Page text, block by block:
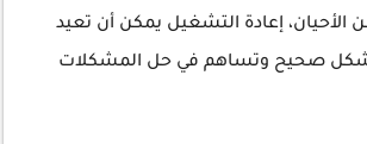
الأحيان، إعادة التشغيل يمكن أن تعيد
صحيح وتساهم في حل المشكلات